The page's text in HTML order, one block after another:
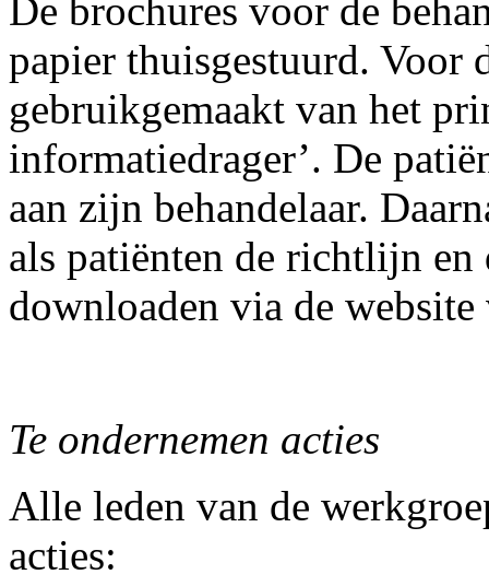
De brochures voor de
papier thuisgestuurd. Voor
gebruikgemaakt van het
informatiedrager’. De
aan zijn behandelaar.
als patiënten de richtlijn en
downloaden via de
Te ondernemen acties
Alle leden van de
acties: